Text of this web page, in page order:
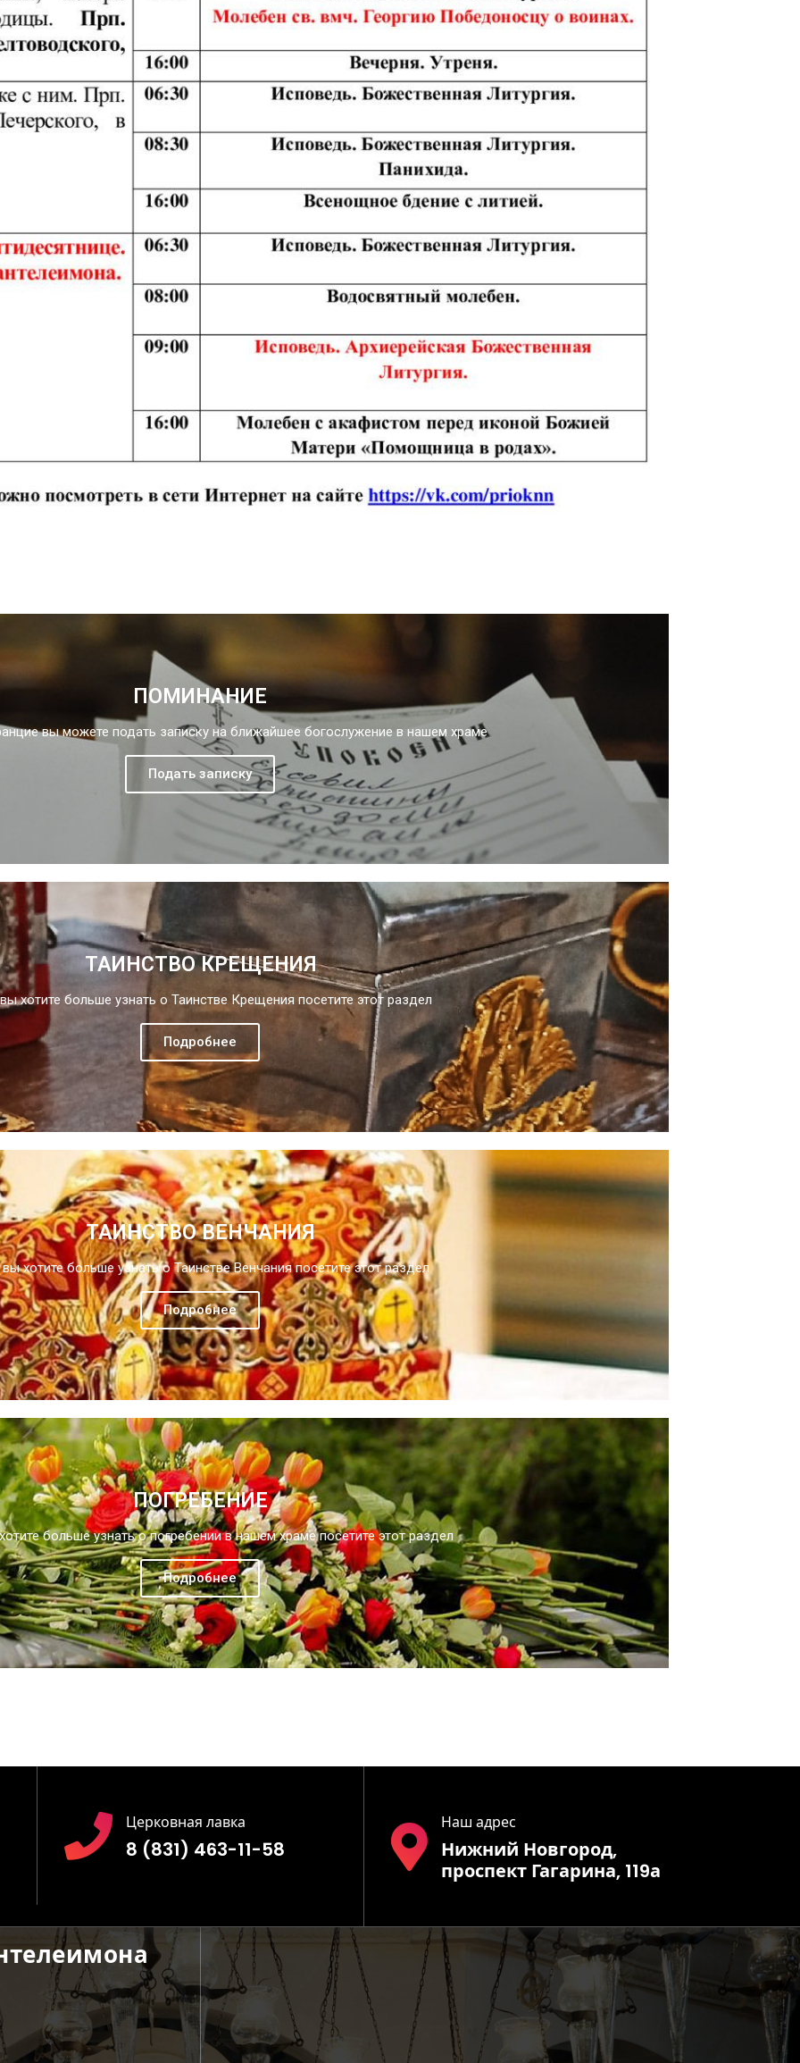
ПОМИНАНИЕ
вы можете подать записку на ближайшее богослужение в нашем храме
Подать записку
ТАИНСТВО КРЕЩЕНИЯ
хотите больше узнать о Таинстве Крещения посетите этот раздел
Подробнее
ТАИНСТВО ВЕНЧАНИЯ
хотите больше узнать о Таинстве Венчания посетите этот раздел
Подробнее
ПОГРЕБЕНИЕ
больше узнать о погребении в нашем храме посетите этот раздел
Подробнее
Церковная лавка
8 (831) 463-11-58
Наш адрес
Нижний Новгород,
проспект Гагарина, 119а